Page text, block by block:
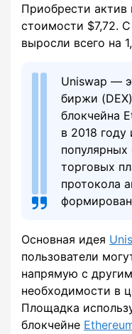
Приобрести
стоимости $7,72.
выросли всего на
Uniswap —
биржи
блокчейна
в 2018
торговых
протокола
Основная идея
пользователи
напрямую с
необходимости в
Площадка
блокчейне